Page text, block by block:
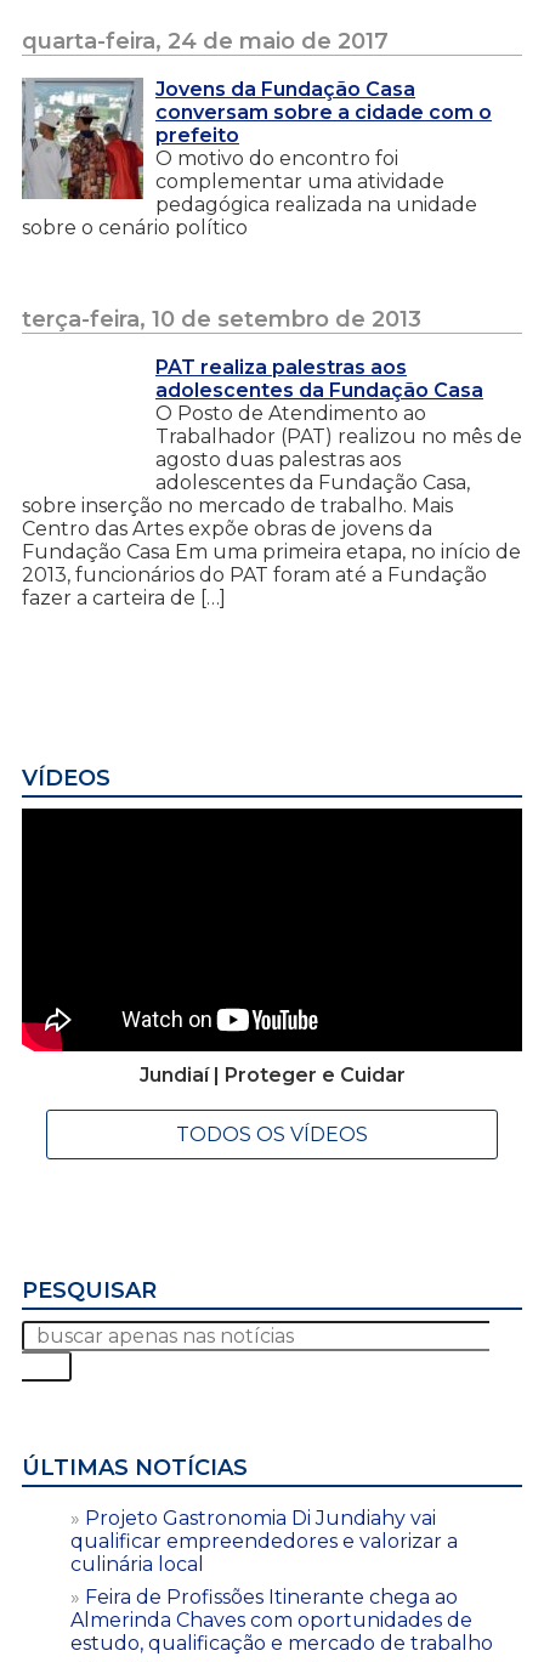
quarta-feira, 24 de maio de 2017
Jovens da Fundação Casa
conversam sobre a cidade com o
prefeito
O motivo do encontro foi
complementar uma atividade
pedagógica realizada na unidade
sobre o cenário político
terça-feira, 10 de setembro de 2013
PAT realiza palestras aos
adolescentes da Fundação Casa
O Posto de Atendimento ao
Trabalhador (PAT) realizou no mês de
agosto duas palestras aos
adolescentes da Fundação Casa,
sobre inserção no mercado de trabalho. Mais
Centro das Artes expõe obras de jovens da
Fundação Casa Em uma primeira etapa, no início de
2013, funcionários do PAT foram até a Fundação
fazer a carteira de […]
VÍDEOS
Jundiaí | Proteger e Cuidar
TODOS OS VÍDEOS
PESQUISAR
ÚLTIMAS NOTÍCIAS
Projeto Gastronomia Di Jundiahy vai
qualificar empreendedores e valorizar a
culinária local
Feira de Profissões Itinerante chega ao
Almerinda Chaves com oportunidades de
estudo, qualificação e mercado de trabalho